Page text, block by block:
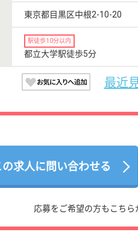
東京都目黒区中根2-10-20
駅徒歩10分以内
都立大学駅徒歩5分
最近
求人に問い合わせる
応募をご希望の方もこちら